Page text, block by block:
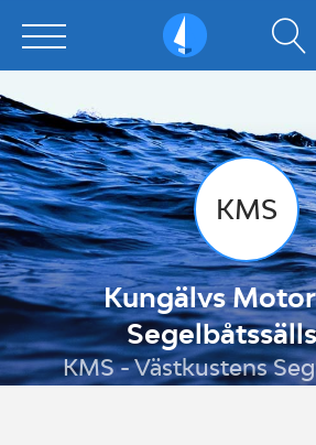
Sailarena
KMS
Kungälvs
KMS - Västkustens